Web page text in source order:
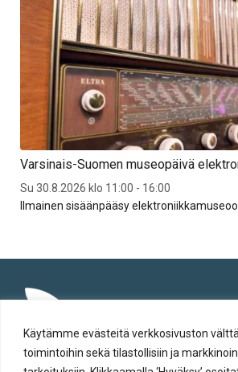
Käytämme evästeitä verkkosivuston
toimintoihin sekä tilastollisiin ja
Varsinais-Suomen museopäivä
Su 30.8.2026 klo 11:00 - 16:00
Ilmainen sisäänpääsy